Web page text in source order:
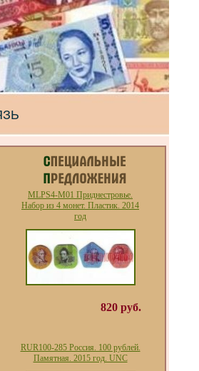
MLPS4-M01 Приднестровье.
Набор из 4 монет. Пластик. 2014
год
820 руб.
RUR100-285 Россия. 100 рублей.
Памятная. 2015 год. UNC